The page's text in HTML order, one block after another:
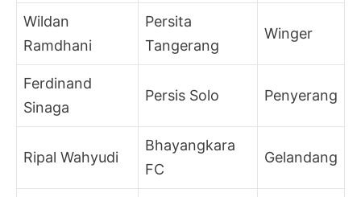
Wildan
Ramdhani
Persita
Tangerang
Winger
Ferdinand
Sinaga
Persis Solo Penyerang
Ripal Wahyudi
Bhayangkara
FC
Gelandang